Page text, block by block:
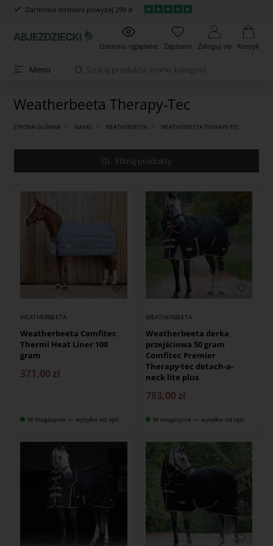
Darmowa dostawa powyżej 299 zł
Ostatnio oglądane Zapisane Zaloguj się Koszyk
Menu
Weatherbeeta Therapy-Tec
STRONA GŁÓWNA MARKI WEATHERBEETA WEATHERBEETA THERAPY-TEC
Filtruj produkty
WEATHERBEETA
Weatherbeeta Comfitec
Thermi Heat Liner 100
gram
371,00 zł
W magazynie — wysyłka od ręki
WEATHERBEETA
Weatherbeeta derka
przejściowa 50 gram
Comfitec Premier
Therapy-tec detach-a-
neck lite plus
783,00 zł
W magazynie — wysyłka od ręki